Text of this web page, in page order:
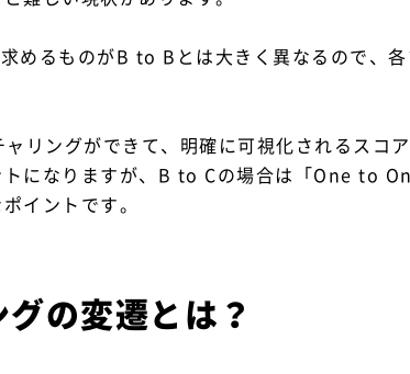
めるものがB to Bとは大きく異なるので、各
リングができて、明確に可視化されるスコ
になりますが、B to Cの場合は「One to
イントです。
の変遷とは？